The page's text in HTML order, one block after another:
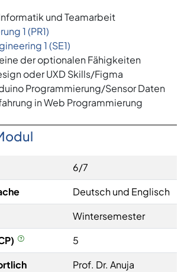
und Teamarbeit
1 (PR1)
1 (SE1)
der optionalen Fähigkeiten
oder UXD Skills/Figma
Programmierung/Sensor Daten
in Web Programmierung
6/7
Deutsch und Englisch
Wintersemester
5
Prof. Dr. Anuja